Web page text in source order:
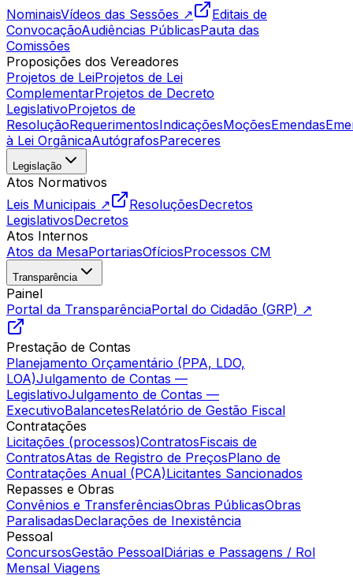
NominaisVídeos das Sessões ↗
Editais de
ConvocaçãoAudiências PúblicasPauta das
Comissões
Proposições dos Vereadores
Projetos de LeiProjetos de Lei
ComplementarProjetos de Decreto
LegislativoProjetos de
ResoluçãoRequerimentosIndicaçõesMoçõesEmendas
à Lei OrgânicaAutógrafosPareceres
Legislação
Atos Normativos
Leis Municipais ↗
ResoluçõesDecretos
LegislativosDecretos
Atos Internos
Atos da MesaPortariasOfíciosProcessos CM
Transparência
Painel
Portal da TransparênciaPortal do Cidadão (GRP) ↗
Prestação de Contas
Planejamento Orçamentário (PPA, LDO,
LOA)Julgamento de Contas —
LegislativoJulgamento de Contas —
ExecutivoBalancetesRelatório de Gestão Fiscal
Contratações
Licitações (processos)ContratosFiscais de
ContratosAtas de Registro de PreçosPlano de
Contratações Anual (PCA)Licitantes Sancionados
Repasses e Obras
Convênios e TransferênciasObras PúblicasObras
ParalisadasDeclarações de Inexistência
Pessoal
ConcursosGestão PessoalDiárias e Passagens / Rol
Mensal Viagens